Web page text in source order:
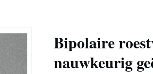
Bipolaire
nauwkeurig